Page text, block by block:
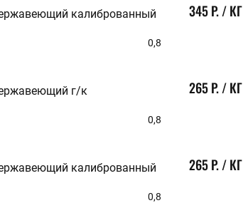
калиброванный
0,8
345 Р. / КГ
г/к
0,8
265 Р. / КГ
калиброванный
0,8
265 Р. / КГ